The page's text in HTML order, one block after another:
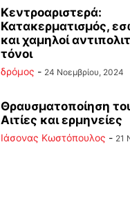
Κεντροαριστερά:
Κατακερματισμός,
και χαμηλοί
τόνοι
δρόμος - 24 Νοεμβρίου, 2024
Θραυσματοποίηση
Αιτίες και ερμηνείες
Ιάσονας Κωστόπουλος - 21